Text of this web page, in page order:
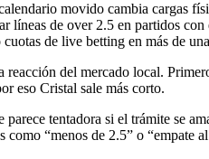
movido cambia cargas
líneas de over 2.5 en partidos
de live betting en más de
reacción del mercado local.
eso Cristal sale más corto.
tentadora si el trámite se
“menos de 2.5” o “empate